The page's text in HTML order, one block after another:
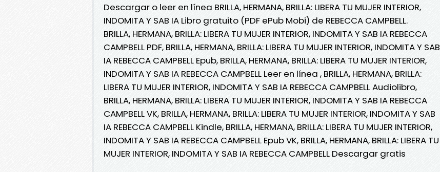
Descargar o leer en línea BRILLA, HERMANA, BRILLA: LIBERA TU MUJER INTERIOR,
INDOMITA Y SAB IA Libro gratuito (PDF ePub Mobi) de REBECCA CAMPBELL.
BRILLA, HERMANA, BRILLA: LIBERA TU MUJER INTERIOR, INDOMITA Y SAB IA REBECCA
CAMPBELL PDF, BRILLA, HERMANA, BRILLA: LIBERA TU MUJER INTERIOR, INDOMITA Y SAB
IA REBECCA CAMPBELL Epub, BRILLA, HERMANA, BRILLA: LIBERA TU MUJER INTERIOR,
INDOMITA Y SAB IA REBECCA CAMPBELL Leer en línea , BRILLA, HERMANA, BRILLA:
LIBERA TU MUJER INTERIOR, INDOMITA Y SAB IA REBECCA CAMPBELL Audiolibro,
BRILLA, HERMANA, BRILLA: LIBERA TU MUJER INTERIOR, INDOMITA Y SAB IA REBECCA
CAMPBELL VK, BRILLA, HERMANA, BRILLA: LIBERA TU MUJER INTERIOR, INDOMITA Y SAB
IA REBECCA CAMPBELL Kindle, BRILLA, HERMANA, BRILLA: LIBERA TU MUJER INTERIOR,
INDOMITA Y SAB IA REBECCA CAMPBELL Epub VK, BRILLA, HERMANA, BRILLA: LIBERA TU
MUJER INTERIOR, INDOMITA Y SAB IA REBECCA CAMPBELL Descargar gratis